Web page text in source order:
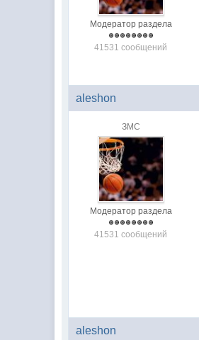
Модератор раздела
41531 сообщений
aleshon
ЗМС
Модератор раздела
41531 сообщений
aleshon